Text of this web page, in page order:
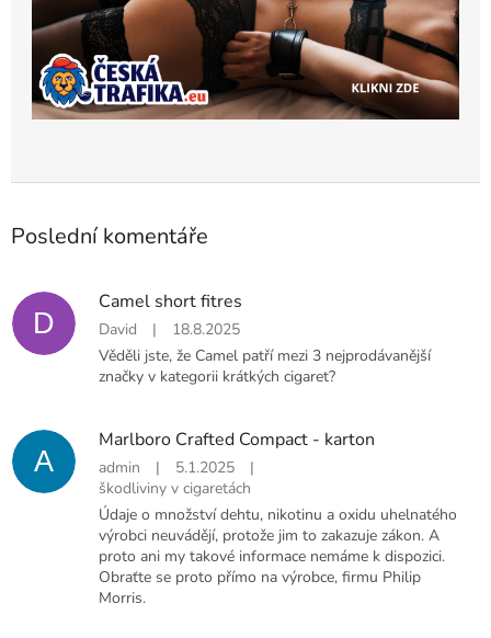
Poslední komentáře
D
Camel short fitres
David |
18.8.2025
Věděli jste, že Camel patří mezi 3 nejprodávanější
značky v kategorii krátkých cigaret?
A
Marlboro Crafted Compact - karton
admin | 5.1.2025
|
škodliviny v cigaretách
Údaje o množství dehtu, nikotinu a oxidu uhelnatého
výrobci neuvádějí, protože jim to zakazuje zákon. A
proto ani my takové informace nemáme k dispozici.
Obraťte se proto přímo na výrobce, firmu Philip
Morris.